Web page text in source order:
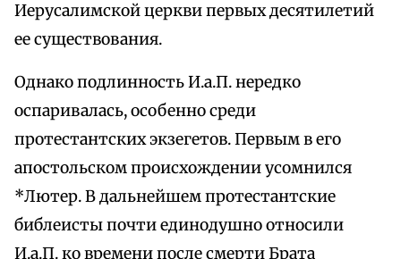
Иерусалимской церкви первых десятилетий
ее существования.
Однако подлинность И.а.П. нередко
оспаривалась, особенно среди
протестантских экзегетов. Первым в его
апостольском происхождении усомнился
*Лютер. В дальнейшем протестантские
библеисты почти единодушно относили
И.а.П. ко времени после смерти Брата